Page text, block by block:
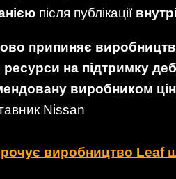
після публікації
припиняє
на підтримку
виробником
Nissan
виробництво Leaf